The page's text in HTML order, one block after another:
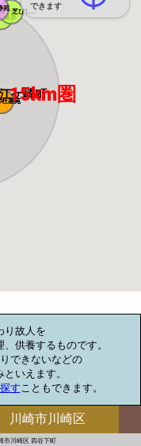
できます
墓所
芝びし...
苑
杜墓苑
杜墓苑ケ崎町
15km圏
り故人を
供養するものです。
できないなどの
いえます。
す こともできます。
川崎市川崎区
市川崎区 四谷下町